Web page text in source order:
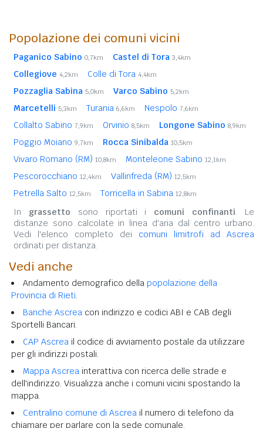
Popolazione dei comuni vicini
Paganico Sabino 0,7km Castel di Tora 3,4km
Collegiove 4,2km Colle di Tora 4,4km
Pozzaglia Sabina 5,0km Varco Sabino 5,2km
Marcetelli 5,3km Turania 6,6km Nespolo 7,6km
Collalto Sabino 7,9km Orvinio 8,5km Longone Sabino 8,9km
Poggio Moiano 9,7km Rocca Sinibalda 10,5km
Vivaro Romano (RM) 10,8km Monteleone Sabino 12,1km
Pescorocchiano 12,4km Vallinfreda (RM) 12,5km
Petrella Salto 12,5km Torricella in Sabina 12,8km
In grassetto sono riportati i comuni confinanti. Le
distanze sono calcolate in linea d'aria dal centro urbano.
Vedi l'elenco completo dei comuni limitrofi ad Ascrea
ordinati per distanza.
Vedi anche
Andamento demografico della popolazione della
Provincia di Rieti.
Banche Ascrea con indirizzo e codici ABI e CAB degli
Sportelli Bancari.
CAP Ascrea il codice di avviamento postale da utilizzare
per gli indirizzi postali.
Mappa Ascrea interattiva con ricerca delle strade e
dell'indirizzo. Visualizza anche i comuni vicini spostando la
mappa.
Centralino comune di Ascrea il numero di telefono da
chiamare per parlare con la sede comunale.